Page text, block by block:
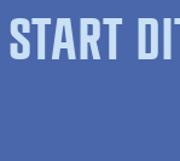
START